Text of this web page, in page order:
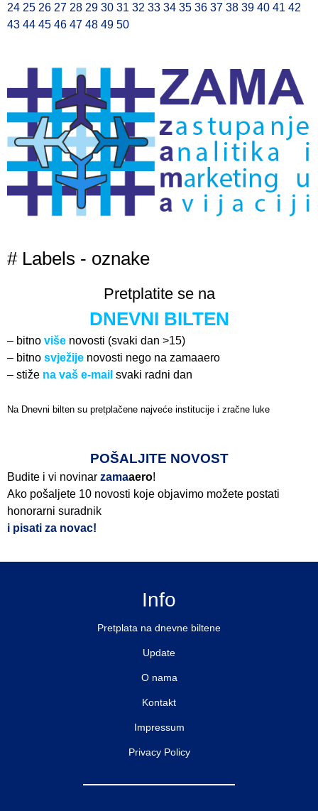
24 25 26 27 28 29 30 31 32 33 34 35 36 37 38 39 40 41 42
43 44 45 46 47 48 49 50
# Labels - oznake
Pretplatite se na
DNEVNI BILTEN
– bitno više novosti (svaki dan >15)
– bitno svježije novosti nego na zamaaero
– stiže na vaš e-mail svaki radni dan
Na Dnevni bilten su pretplačene najveće institucije i zračne luke
POŠALJITE NOVOST
Budite i vi novinar zamaaero!
Ako pošaljete 10 novosti koje objavimo možete postati
honorarni suradnik
i pisati za novac!
Info
Pretplata na dnevne biltene
Update
O nama
Kontakt
Impressum
Privacy Policy